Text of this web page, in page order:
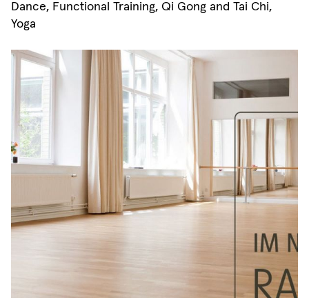
Dance, Functional Training, Qi Gong and Tai Chi,
Yoga